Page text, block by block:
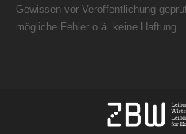
Gewissen vor Veröffentlichung
mögliche Fehler o.ä. keine Haftung.